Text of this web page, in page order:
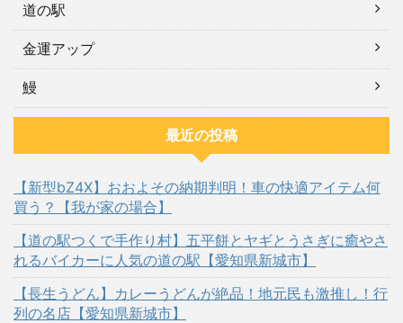
道の駅
金運アップ
鰻
最近の投稿
【新型bZ4X】おおよその納期判明！車の快適アイテム何
買う？【我が家の場合】
【道の駅つくで手作り村】五平餅とヤギとうさぎに癒やさ
れるバイカーに人気の道の駅【愛知県新城市】
【長生うどん】カレーうどんが絶品！地元民も激推し！行
列の名店【愛知県新城市】